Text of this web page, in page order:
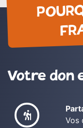
Votre don
Vos